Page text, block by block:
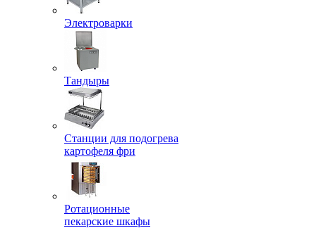
Электроварки
Тандыры
Станции для подогрева
картофеля фри
Ротационные
пекарские шкафы